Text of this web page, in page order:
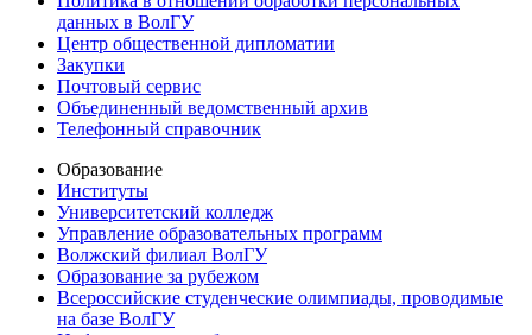
данных в ВолГУ
Центр общественной дипломатии
Закупки
Почтовый сервис
Объединенный ведомственный архив
Телефонный справочник
Образование
Институты
Университетский колледж
Управление образовательных программ
Волжский филиал ВолГУ
Образование за рубежом
Всероссийские студенческие олимпиады, проводимые
на базе ВолГУ